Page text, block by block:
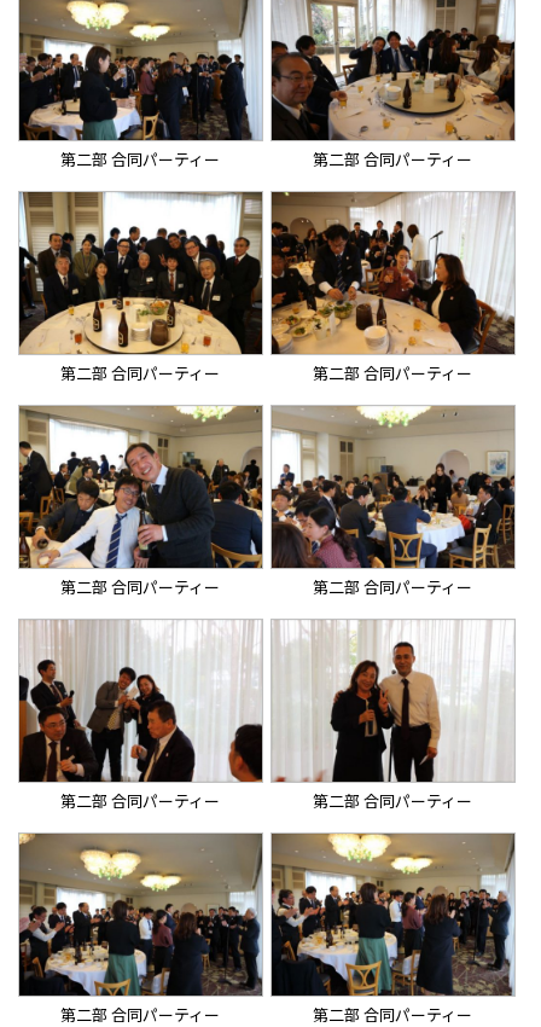
第二部 合同パーティー 第二部 合同パーティー
第二部 合同パーティー 第二部 合同パーティー
第二部 合同パーティー 第二部 合同パーティー
第二部 合同パーティー 第二部 合同パーティー
第二部 合同パーティー 第二部 合同パーティー